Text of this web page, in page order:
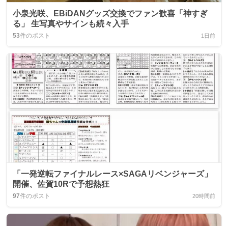
小泉光咲、EBiDANグッズ交換でファン歓喜「神すぎ
る」 生写真やサインも続々入手
53件のポスト 1日前
「一発逆転ファイナルレース×SAGAリベンジャーズ」
開催、佐賀10Rで予想熱狂
97件のポスト 20時間前